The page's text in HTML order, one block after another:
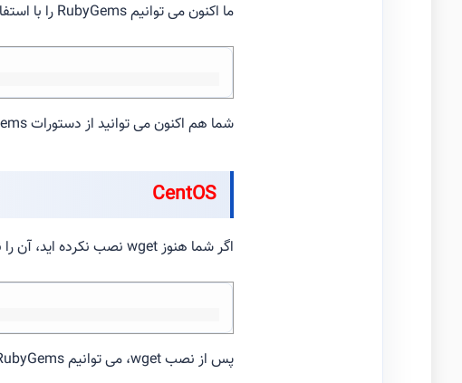
ما اکنون می توانیم RubyGems را با استفاده از Ruby نصب کنیم:
شما هم اکنون می توانید از دستورات RubyGems استفاده کنید.
CentOS
اگر شما هنوز wget نصب نکرده اید، آن را نصب کنید:
پس از نصب wget، می توانیم RubyGems را دانلود کنیم: